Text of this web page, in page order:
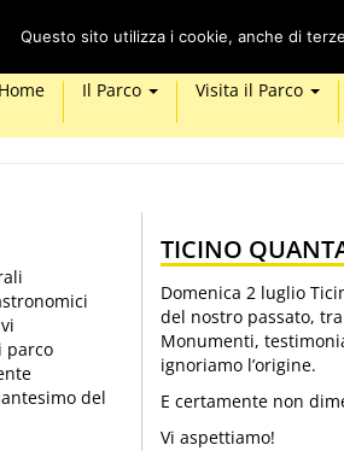
Home Il Parco Visita il Parco
parco
del
TICINO
Domenica 2 luglio
del nostro passato,
Monumenti,
ignoriamo l’origine.
E certamente non
Vi aspettiamo!
Questo sito utilizza i cookie, anche di